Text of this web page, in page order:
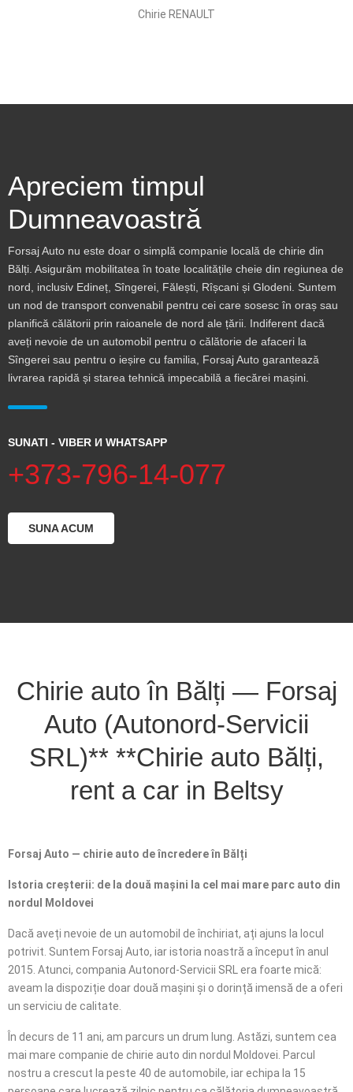
Chirie RENAULT
Apreciem timpul
Dumneavoastră
Forsaj Auto nu este doar o simplă companie locală de chirie din
Bălți. Asigurăm mobilitatea în toate localitățile cheie din regiunea de
nord, inclusiv Edineț, Sîngerei, Fălești, Rîșcani și Glodeni. Suntem
un nod de transport convenabil pentru cei care sosesc în oraș sau
planifică călătorii prin raioanele de nord ale țării. Indiferent dacă
aveți nevoie de un automobil pentru o călătorie de afaceri la
Sîngerei sau pentru o ieșire cu familia, Forsaj Auto garantează
livrarea rapidă și starea tehnică impecabilă a fiecărei mașini.
SUNATI - VIBER И WHATSAPP
+373-796-14-077
SUNA ACUM
Chirie auto în Bălți — Forsaj
Auto (Autonord-Servicii
SRL)** **Chirie auto Bălți,
rent a car in Beltsy
Forsaj Auto — chirie auto de încredere în Bălți
Istoria creșterii: de la două mașini la cel mai mare parc auto din
nordul Moldovei
Dacă aveți nevoie de un automobil de închiriat, ați ajuns la locul
potrivit. Suntem Forsaj Auto, iar istoria noastră a început în anul
2015. Atunci, compania Autonord-Servicii SRL era foarte mică:
aveam la dispoziție doar două mașini și o dorință imensă de a oferi
un serviciu de calitate.
În decurs de 11 ani, am parcurs un drum lung. Astăzi, suntem cea
mai mare companie de chirie auto din nordul Moldovei. Parcul
nostru a crescut la peste 40 de automobile, iar echipa la 15